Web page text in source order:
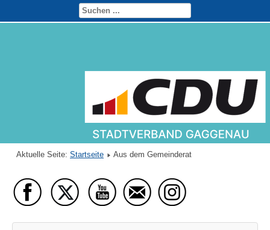
Aktuelle Seite: Startseite Aus dem Gemeinderat